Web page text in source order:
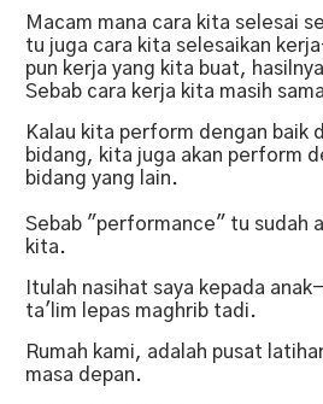
Macam mana cara kita selesai
tu juga cara kita selesaikan
pun kerja yang kita buat,
Sebab cara kerja kita masih
Kalau kita perform dengan baik
bidang, kita juga akan perform
bidang yang lain.
Sebab "performance" tu sudah
kita.
Itulah nasihat saya kepada
ta'lim lepas maghrib tadi.
Rumah kami, adalah pusat
masa depan.